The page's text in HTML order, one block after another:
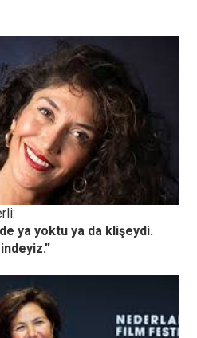
ya yoktu ya da klişeydi.